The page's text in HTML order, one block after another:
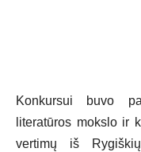
Konkursui buvo
literatūros mokslo ir
vertimų iš